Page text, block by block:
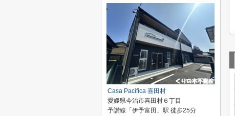
Casa Pacifica 喜田村
愛媛県今治市喜田村６丁目
予讃線「伊予富田」駅 徒歩25分